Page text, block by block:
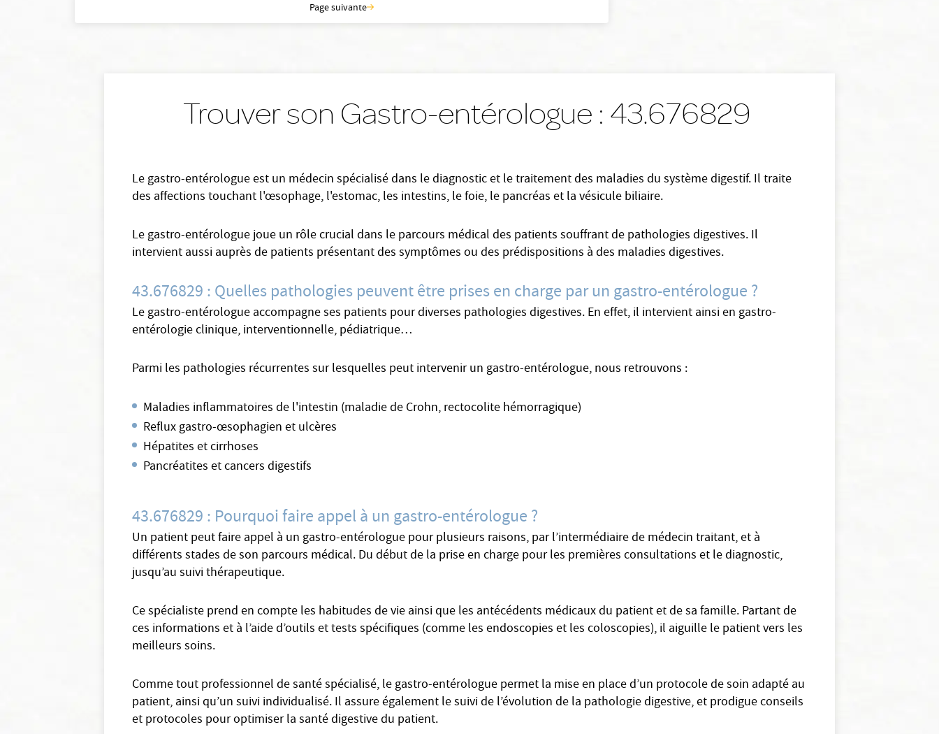
Page suivante
Trouver son Gastro-entérologue : 43.676829
Le gastro-entérologue est un médecin spécialisé dans le diagnostic et le traitement des maladies du système digestif. Il traite
des affections touchant l'œsophage, l'estomac, les intestins, le foie, le pancréas et la vésicule biliaire.
Le gastro-entérologue joue un rôle crucial dans le parcours médical des patients souffrant de pathologies digestives. Il
intervient aussi auprès de patients présentant des symptômes ou des prédispositions à des maladies digestives.
43.676829 : Quelles pathologies peuvent être prises en charge par un gastro-entérologue ?
Le gastro-entérologue accompagne ses patients pour diverses pathologies digestives. En effet, il intervient ainsi en gastro-
entérologie clinique, interventionnelle, pédiatrique…
Parmi les pathologies récurrentes sur lesquelles peut intervenir un gastro-entérologue, nous retrouvons :
Maladies inflammatoires de l'intestin (maladie de Crohn, rectocolite hémorragique)
Reflux gastro-œsophagien et ulcères
Hépatites et cirrhoses
Pancréatites et cancers digestifs
43.676829 : Pourquoi faire appel à un gastro-entérologue ?
Un patient peut faire appel à un gastro-entérologue pour plusieurs raisons, par l’intermédiaire de médecin traitant, et à
différents stades de son parcours médical. Du début de la prise en charge pour les premières consultations et le diagnostic,
jusqu’au suivi thérapeutique.
Ce spécialiste prend en compte les habitudes de vie ainsi que les antécédents médicaux du patient et de sa famille. Partant de
ces informations et à l’aide d’outils et tests spécifiques (comme les endoscopies et les coloscopies), il aiguille le patient vers les
meilleurs soins.
Comme tout professionnel de santé spécialisé, le gastro-entérologue permet la mise en place d’un protocole de soin adapté au
patient, ainsi qu’un suivi individualisé. Il assure également le suivi de l’évolution de la pathologie digestive, et prodigue conseils
et protocoles pour optimiser la santé digestive du patient.